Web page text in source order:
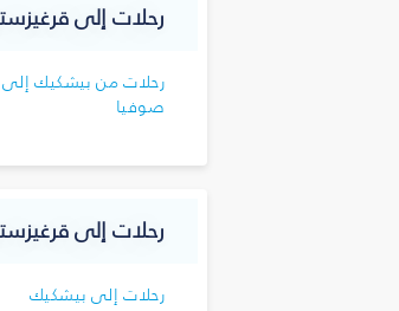
رحلات إلى
رحلات من بيشكيك إلى
صوفيا
رحلات إلى
رحلات إلى بيشكيك